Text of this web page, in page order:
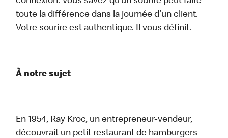
toute la différence dans la journée d’un client.
Votre sourire est authentique. Il vous définit.
À notre sujet
En 1954, Ray Kroc, un entrepreneur-vendeur,
découvrait un petit restaurant de hamburgers